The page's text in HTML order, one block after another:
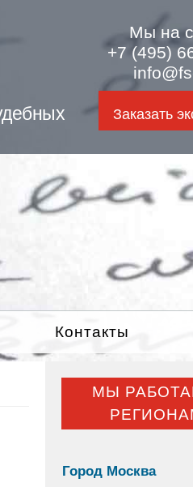
Мы на
+7 (495)
Заказать
Контакты
МЫ
Город Москва